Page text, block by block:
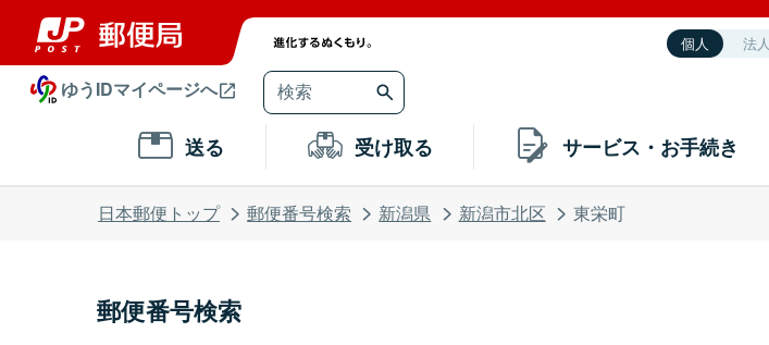
個人 法人
ゆうIDマイページへ
送る 受け取る サービス・お手続き
日本郵便トップ 郵便番号検索 新潟県 新潟市北区 東栄町
郵便番号検索